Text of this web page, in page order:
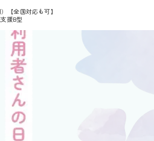
【全国対応も可】
援B型
> meluton